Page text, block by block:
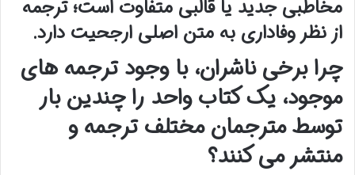
مخاطبی جدید یا قالبی متفاوت است؛ ترجمه
از نظر وفاداری به متن اصلی ارجحیت دارد.
چرا برخی ناشران، با وجود ترجمه های
موجود، یک کتاب واحد را چندین بار
توسط مترجمان مختلف ترجمه و
منتشر می کنند؟